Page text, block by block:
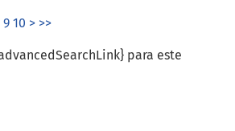
9 10 > >>
para este